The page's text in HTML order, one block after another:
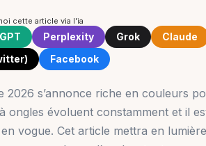
cette article via l'ia
Perplexity Grok Claude
Facebook
2026 s’annonce riche en couleurs
ongles évoluent constamment et il
vogue. Cet article mettra en